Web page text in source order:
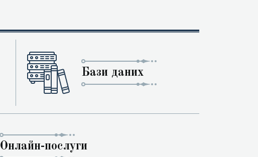
Бази даних
Онлайн-послуги